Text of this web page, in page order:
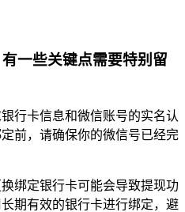
一些关键点需要特别留
行卡信息和微信账号的实名认
前，请确保你的微信号已经完
绑定银行卡可能会导致提现功
期有效的银行卡进行绑定，避